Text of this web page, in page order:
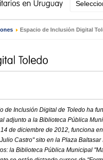
› Espacio de Inclusión Digital
de Inclusión Digital de Toledo ha
adjunto a la Biblioteca Pública
de diciembre de 2012, funciona
Castro" sito en la Plaza
la Biblioteca Pública Municipal